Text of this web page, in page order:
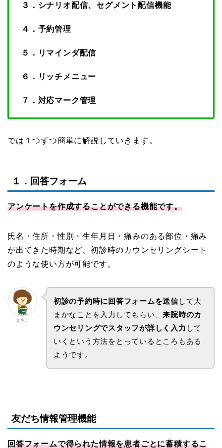
３．シナリオ配信、セグメント配信機能
４．予約管理
５．リマインダ配信
６．リッチメニュー
７．対応マーク管理
では１つずつ簡単に解説していきます。
１．回答フォーム
アンケートを作成することができる機能です。
氏名・住所・性別・生年月日・痛みのある部位・痛み
が出てきた時期など、初診時のカウンセリングシート
のような使い方が可能です。
まさこ
初診の予約時に回答フォームを送信して大
まかなことを入力してもらい、来院時のカ
ウンセリングでスタッフが詳しく入力 して
いくという方法をとっているところもある
ようです。
友だち情報管理機能
回答フォームで得られた情報を患者ごとに蓄積するこ